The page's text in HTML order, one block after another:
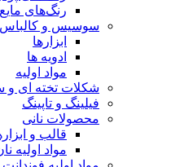
رنگ‌های مایع
سوسیس و کالباس
ابزارها
ادویه ها
مواد اولیه
شکلات تخته ای و
فیلینگ و تاپینگ
محصولات نانی
قالب و
مواد اولیه